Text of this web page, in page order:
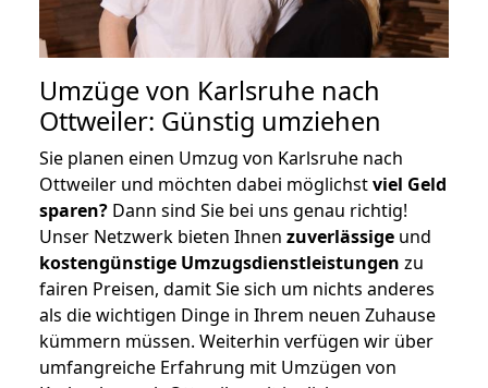
Umzüge von Karlsruhe nach
Ottweiler: Günstig umziehen
Sie planen einen Umzug von Karlsruhe nach
Ottweiler und möchten dabei möglichstviel Geld
sparen? Dann sind Sie bei uns genau richtig!
Unser Netzwerk bieten Ihnen zuverlässige und
kostengünstige Umzugsdienstleistungen zu
fairen Preisen, damit Sie sich um nichts anderes
als die wichtigen Dinge in Ihrem neuen Zuhause
kümmern müssen. Weiterhin verfügen wir über
umfangreiche Erfahrung mit Umzügen von